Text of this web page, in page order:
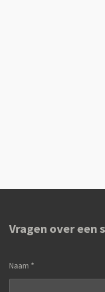
Vragen over een
Naam *